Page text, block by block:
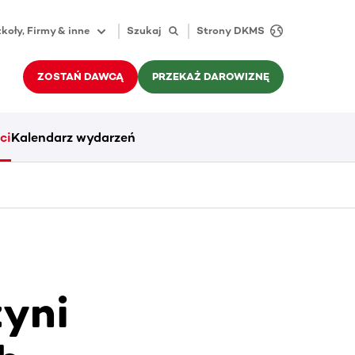
Firmy & inne Szukaj Strony DKMS
ZOSTAŃ DAWCĄ PRZEKAŻ DAROWIZNĘ
Kalendarz wydarzeń